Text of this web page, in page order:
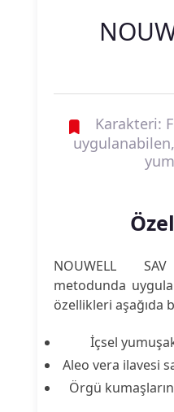
Karakteri:
NOUWELL
metodunda
özellikleri aşağıda
İçsel
Aleo vera ilavesi
Örgü